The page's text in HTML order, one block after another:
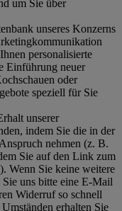
um Sie über
unseres Konzerns
personalisierte
Einführung neuer
oder
speziell für Sie
unserer
indem Sie die in der
nehmen (z. B.
Sie auf den Link zum
Wenn Sie keine weitere
uns bitte eine E-Mail
Widerruf so schnell
erhalten Sie